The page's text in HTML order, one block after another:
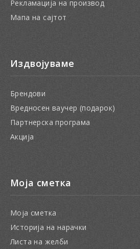
Рекламација на производ
Мапа на сајтот
Издвојуваме
Брендови
Вредносен ваучер (подарок)
Партнерска програма
Акција
Моја сметка
Моја сметка
Историја на нарачки
Листа на желби